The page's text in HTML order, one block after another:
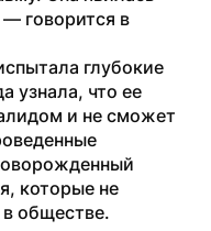
— говорится в
глубокие
узнала, что ее
и не сможет
которые не
в обществе.